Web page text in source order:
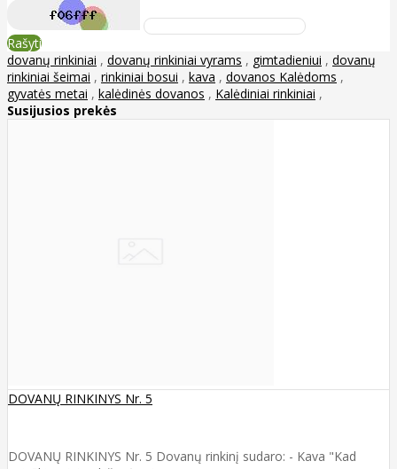
Rašyti
dovanų rinkiniai , dovanų rinkiniai vyrams , gimtadieniui , dovanų
rinkiniai šeimai , rinkiniai bosui , kava , dovanos Kalėdoms ,
gyvatės metai , kalėdinės dovanos , Kalėdiniai rinkiniai ,
Susijusios prekės
DOVANŲ RINKINYS Nr. 5
DOVANŲ RINKINYS Nr. 5 Dovanų rinkinį sudaro: - Kava "Kad